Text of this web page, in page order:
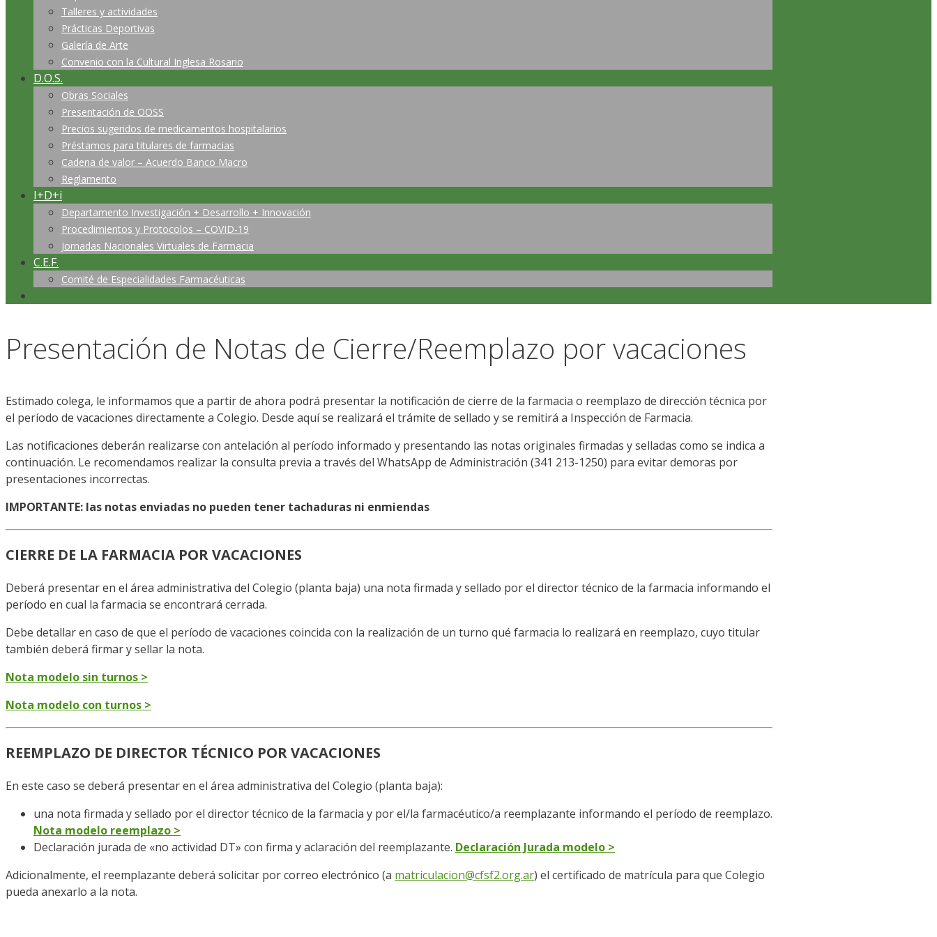
Talleres y actividades
Prácticas Deportivas
Galería de Arte
Convenio con la Cultural Inglesa Rosario
D.O.S.
Obras Sociales
Presentación de OOSS
Precios sugeridos de medicamentos hospitalarios
Préstamos para titulares de farmacias
Cadena de valor – Acuerdo Banco Macro
Reglamento
I+D+i
Departamento Investigación + Desarrollo + Innovación
Procedimientos y Protocolos – COVID-19
Jornadas Nacionales Virtuales de Farmacia
C.E.F.
Comité de Especialidades Farmacéuticas
Presentación de Notas de Cierre/Reemplazo por vacaciones
Estimado colega, le informamos que a partir de ahora podrá presentar la notificación de cierre de la farmacia o reemplazo de dirección técnica por
el período de vacaciones directamente a Colegio. Desde aquí se realizará el trámite de sellado y se remitirá a Inspección de Farmacia.
Las notificaciones deberán realizarse con antelación al período informado y presentando las notas originales firmadas y selladas como se indica a
continuación. Le recomendamos realizar la consulta previa a través del WhatsApp de Administración (341 213-1250) para evitar demoras por
presentaciones incorrectas.
IMPORTANTE: las notas enviadas no pueden tener tachaduras ni enmiendas
CIERRE DE LA FARMACIA POR VACACIONES
Deberá presentar en el área administrativa del Colegio (planta baja) una nota firmada y sellado por el director técnico de la farmacia informando el
período en cual la farmacia se encontrará cerrada.
Debe detallar en caso de que el período de vacaciones coincida con la realización de un turno qué farmacia lo realizará en reemplazo, cuyo titular
también deberá firmar y sellar la nota.
Nota modelo sin turnos >
Nota modelo con turnos >
REEMPLAZO DE DIRECTOR TÉCNICO POR VACACIONES
En este caso se deberá presentar en el área administrativa del Colegio (planta baja):
una nota firmada y sellado por el director técnico de la farmacia y por el/la farmacéutico/a reemplazante informando el período de reemplazo.
Nota modelo reemplazo >
Declaración jurada de «no actividad DT» con firma y aclaración del reemplazante. Declaración Jurada modelo >
Adicionalmente, el reemplazante deberá solicitar por correo electrónico (a matriculacion@cfsf2.org.ar) el certificado de matrícula para que Colegio
pueda anexarlo a la nota.